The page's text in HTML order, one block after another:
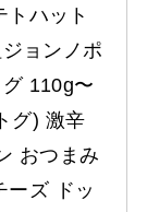
トハット
ョンノポ
110g〜
グ) 激辛
おつまみ
ーズ ドッ